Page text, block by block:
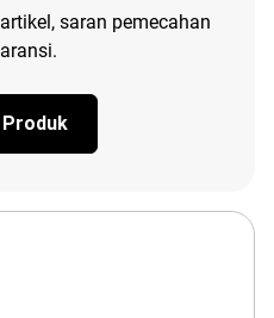
saran pemecahan
Produk